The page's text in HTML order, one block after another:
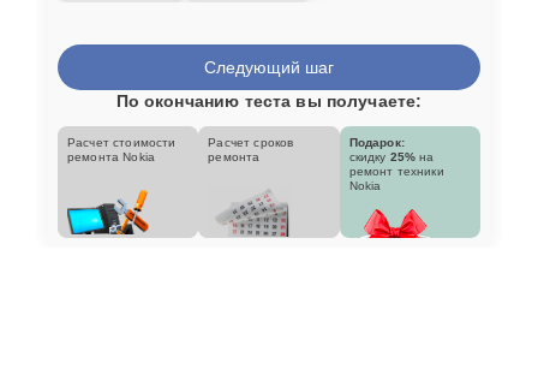
Следующий шаг
По окончанию теста вы получаете:
Расчет стоимости
ремонта Nokia
Расчет сроков
ремонта
Подарок:
скидку 25% на
ремонт техники
Nokia